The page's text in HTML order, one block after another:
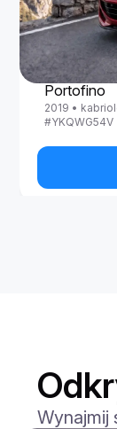
Ferrari
Portofino
2019 •
#YKQWG54V
Wynajmij